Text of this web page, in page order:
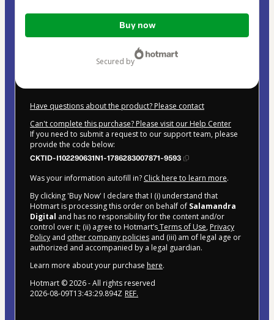
Total
Buy now
secured by
Have questions about the product? Please contact
Can't complete this purchase? Please visit our Help Center
If you need to submit a request to our support team, please
provide the code below:
CKTID-I102290631N1-1786283007871-9593
Was your information autofill in? Click here to learn more.
By clicking 'Buy Now' I declare that I (i) understand that
Hotmart is processing this order on behalf of Salamandra
Digital and has no responsibility for the content and/or
control over it; (ii) agree to Hotmart’sTerms of Use, Privacy
Policy and other company policies and (iii) am of legal age or
authorized and accompanied by a legal guardian.
Learn more about your purchase here.
Hotmart ©2026- All rights reserved
2026-08-09T13:43:29.894Z REF.